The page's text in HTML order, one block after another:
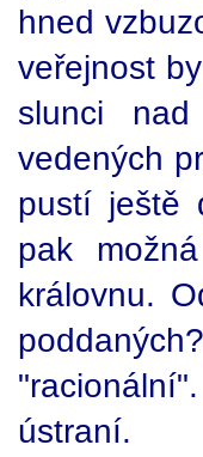
hned
veřejnost
slunci
vedených
pustí ještě
pak
královnu.
ústraní.